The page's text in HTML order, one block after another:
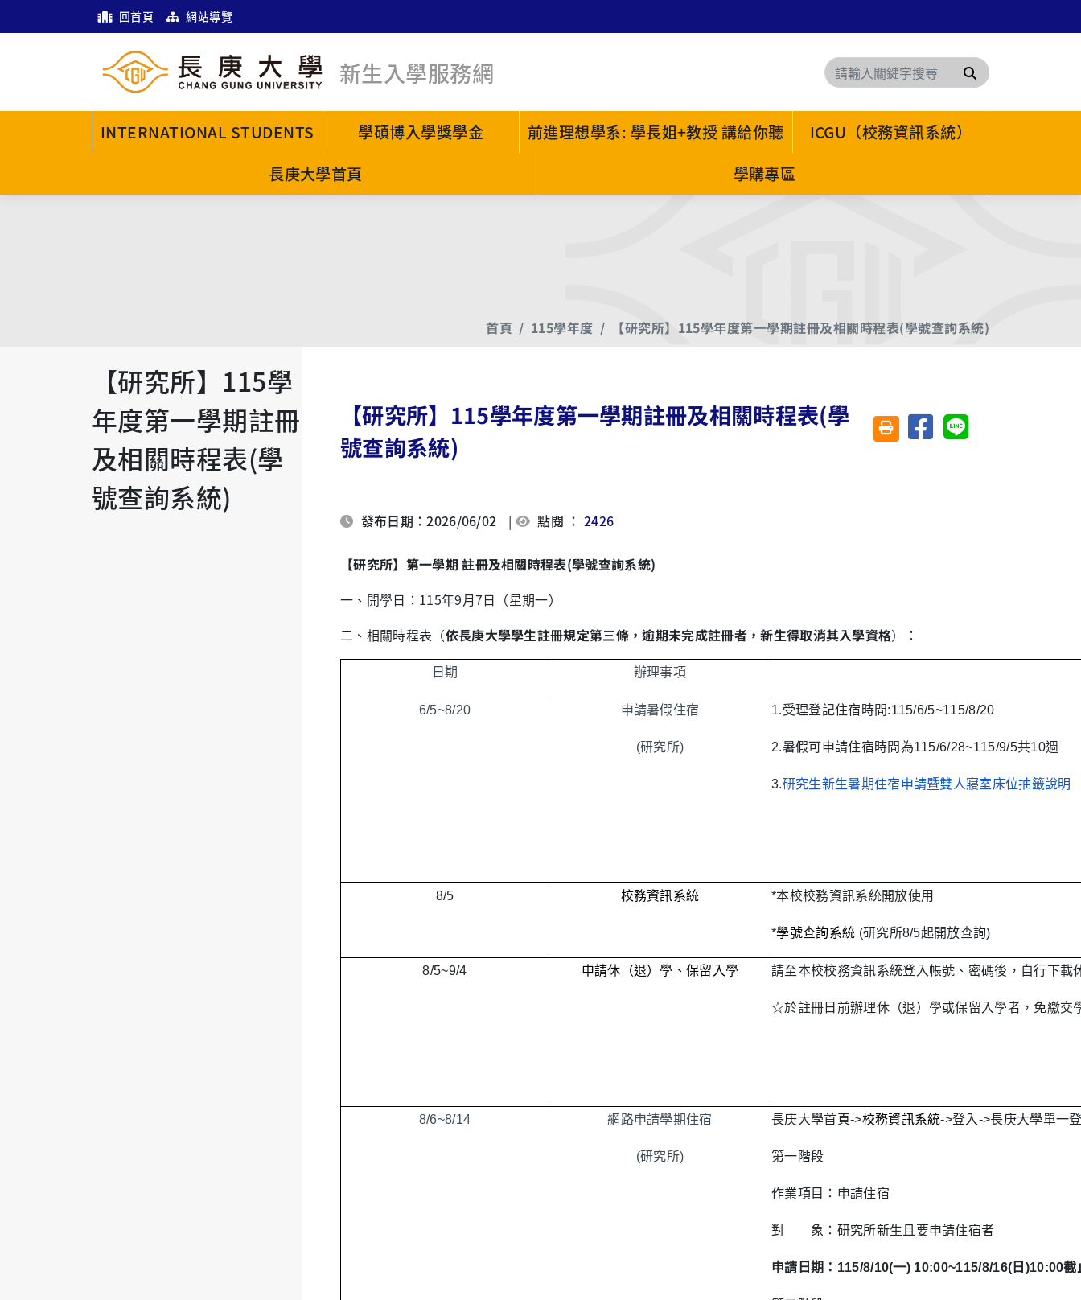
回首頁 網站導覽
新生入學服務網 搜尋
INTERNATIONAL STUDENTS 學碩博入學獎學金 前進理想學系: 學長姐+教授 講給你聽
ICGU（校務資訊系統）
長庚大學首頁
學購專區
首頁 115學年度 【研究所】115學年度第一學期註冊及相關時程表(學號查詢系統)
【研究所】115學
年度第一學期註冊
及相關時程表(學
號查詢系統)
【研究所】115學年度第一學期註冊及相關時程表(學
號查詢系統)
友善列印(另開視窗)
分享至臉書分享至 Line
發布日期：2026/06/02 | 點閱 ：2426
【研究所】第一學期 註冊及相關時程表(學號查詢系統)
一、開學日：115年9月7日（星期一）
二、相關時程表（依長庚大學學生註冊規定第三條，逾期未完成註冊者，新生得取消其入學資格）：
日期 辦理事項
6/5~8/20 申請暑假住宿
(研究所)
1.受理登記住宿時間:115/6/5~115/8/20
2.暑假可申請住宿時間為115/6/28~115/9/5共10週
3.研究生新生暑期住宿申請暨雙人寢室床位抽籤說明
8/5 校務資訊系統 *本校校務資訊系統開放使用
*學號查詢系統 (研究所8/5起開放查詢)
8/5~9/4 申請休（退）學、保留入學 請至本校校務資訊系統登入帳號、密碼後，自行下載
☆於註冊日前辦理休（退）學或保留入學者，免繳交
8/6~8/14 網路申請學期住宿
(研究所)
長庚大學首頁->校務資訊系統->登入->長庚大學單一
第一階段
作業項目：申請住宿
對 象：研究所新生且要申請住宿者
申請日期： 115/8/10(一) 10:00~115/8/16(日)10:00截